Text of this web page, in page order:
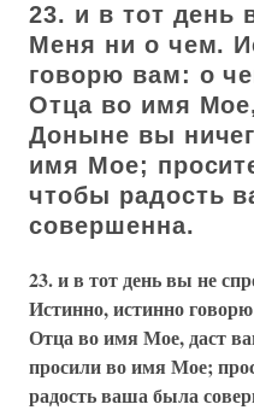
23. и в тот день
Меня ни о чем.
говорю вам: о
Отца во имя
Доныне вы
имя Мое;
чтобы радость
совершенна.
23. и в тот день вы не
Истинно, истинно
Отца во имя Мое, даст
просили во имя Мое;
радость ваша была